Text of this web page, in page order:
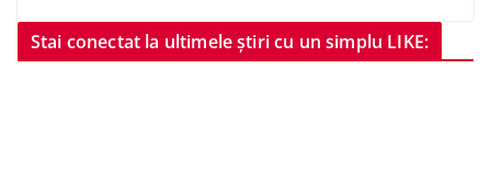
Stai conectat la ultimele știri cu un simplu LIKE: